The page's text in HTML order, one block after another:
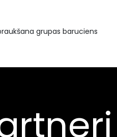
grupas baruciens